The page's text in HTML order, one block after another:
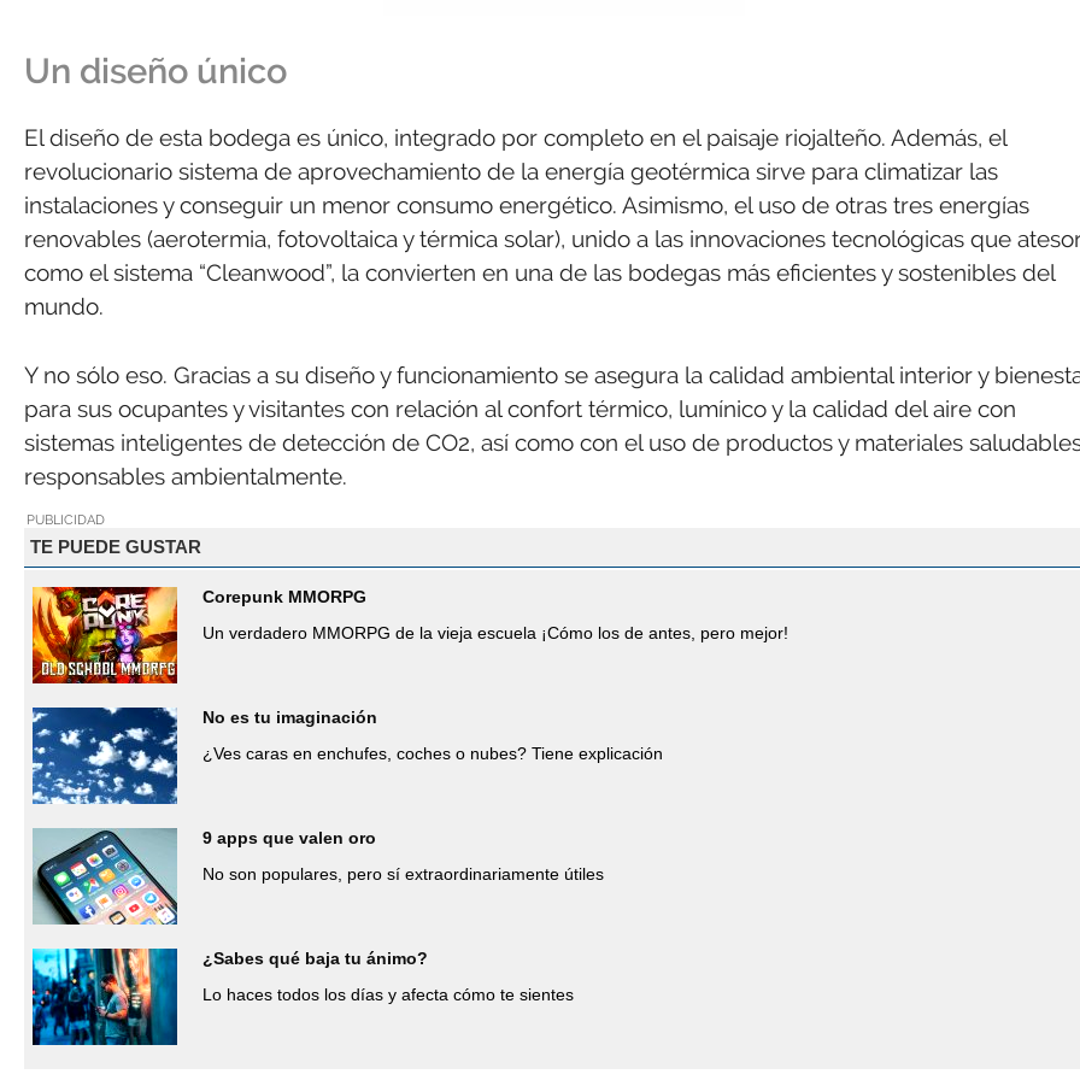
Un diseño único
El diseño de esta bodega es único, integrado por completo en el paisaje riojalteño. Además, el
revolucionario sistema de aprovechamiento de la energía geotérmica sirve para climatizar las
instalaciones y conseguir un menor consumo energético. Asimismo, el uso de otras tres energías
renovables (aerotermia, fotovoltaica y térmica solar), unido a las innovaciones tecnológicas que
como el sistema “Cleanwood”, la convierten en una de las bodegas más eficientes y sostenibles del
mundo.
Y no sólo eso. Gracias a su diseño y funcionamiento se asegura la calidad ambiental interior y
para sus ocupantes y visitantes con relación al confort térmico, lumínico y la calidad del aire con
sistemas inteligentes de detección de CO2, así como con el uso de productos y materiales
responsables ambientalmente.
PUBLICIDAD
TE PUEDE GUSTAR
Corepunk MMORPG
Un verdadero MMORPG de la vieja escuela ¡Cómo los de antes, pero mejor!
No es tu imaginación
¿Ves caras en enchufes, coches o nubes? Tiene explicación
9 apps que valen oro
No son populares, pero sí extraordinariamente útiles
¿Sabes qué baja tu ánimo?
Lo haces todos los días y afecta cómo te sientes